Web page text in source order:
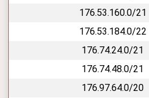
176.53.160.0/21
176.53.184.0/22
176.74.24.0/21
176.74.48.0/21
176.97.64.0/20